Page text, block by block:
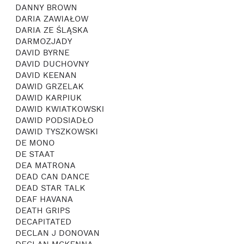
DANNY BROWN
DARIA ZAWIAŁOW
DARIA ZE ŚLĄSKA
DARMOZJADY
DAVID BYRNE
DAVID DUCHOVNY
DAVID KEENAN
DAWID GRZELAK
DAWID KARPIUK
DAWID KWIATKOWSKI
DAWID PODSIADŁO
DAWID TYSZKOWSKI
DE MONO
DE STAAT
DEA MATRONA
DEAD CAN DANCE
DEAD STAR TALK
DEAF HAVANA
DEATH GRIPS
DECAPITATED
DECLAN J DONOVAN